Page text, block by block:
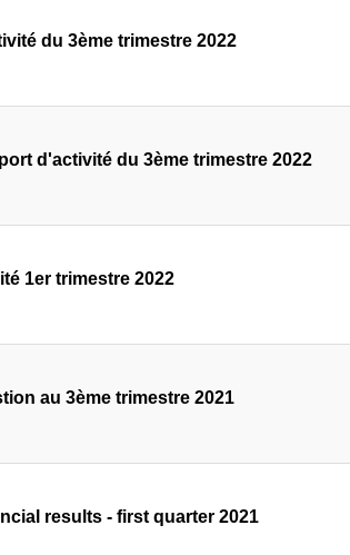
du 3ème trimestre 2022
d'activité du 3ème trimestre 2022
1er trimestre 2022
au 3ème trimestre 2021
results - first quarter 2021